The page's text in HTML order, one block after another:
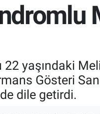
yaşındaki
Gösteri
dile getirdi.